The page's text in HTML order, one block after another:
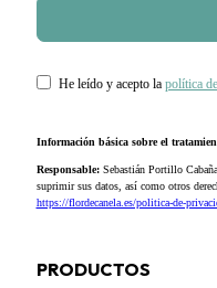
He leído y acepto la política
Información básica sobre el
Responsable:Sebastián Portillo
suprimir sus datos, así como otros
https://flordecanela.es/politica-de-
PRODUCTOS